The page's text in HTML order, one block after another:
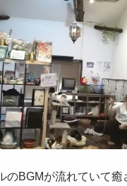
のBGMが流れていて癒